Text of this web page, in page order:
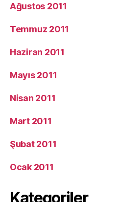
Ağustos 2011
Temmuz 2011
Haziran 2011
Mayıs 2011
Nisan 2011
Mart 2011
Şubat 2011
Ocak 2011
Kategoriler